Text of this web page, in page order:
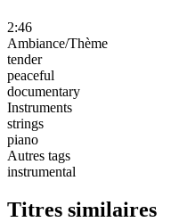
2:46
Ambiance/Thème
tender
peaceful
documentary
Instruments
strings
piano
Autres tags
instrumental
Titres similaires